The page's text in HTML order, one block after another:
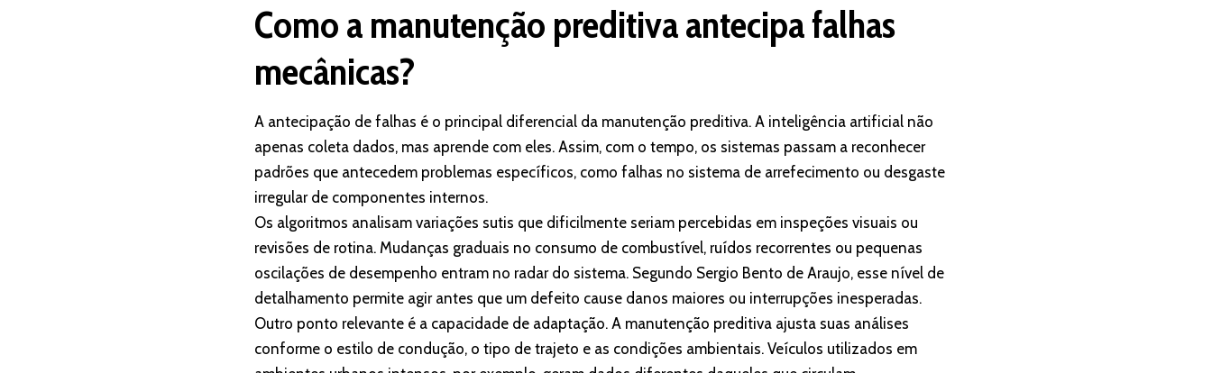
Como a manutenção preditiva antecipa falhas
mecânicas?
A antecipação de falhas é o principal diferencial da manutenção preditiva. A inteligência artificial não
apenas coleta dados, mas aprende com eles. Assim, com o tempo, os sistemas passam a reconhecer
padrões que antecedem problemas específicos, como falhas no sistema de arrefecimento ou desgaste
irregular de componentes internos.
Os algoritmos analisam variações sutis que dificilmente seriam percebidas em inspeções visuais ou
revisões de rotina. Mudanças graduais no consumo de combustível, ruídos recorrentes ou pequenas
oscilações de desempenho entram no radar do sistema. Segundo Sergio Bento de Araujo, esse nível de
detalhamento permite agir antes que um defeito cause danos maiores ou interrupções inesperadas.
Outro ponto relevante é a capacidade de adaptação. A manutenção preditiva ajusta suas análises
conforme o estilo de condução, o tipo de trajeto e as condições ambientais. Veículos utilizados em